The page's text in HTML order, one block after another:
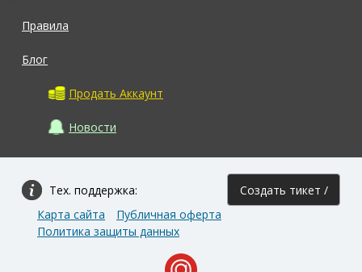
Правила
Блог
Продать Аккаунт
Новости
Тех. поддержка: Создать тикет /
Карта сайта
Публичная оферта
Политика защиты данных